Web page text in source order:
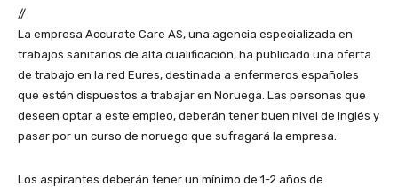
//
La empresa Accurate Care AS, una agencia especializada en
trabajos sanitarios de alta cualificación, ha publicado una oferta
de trabajo en la red Eures, destinada a enfermeros españoles
que estén dispuestos a trabajar en Noruega. Las personas que
deseen optar a este empleo, deberán tener buen nivel de inglés y
pasar por un curso de noruego que sufragará la empresa.
Los aspirantes deberán tener un mínimo de 1-2 años de